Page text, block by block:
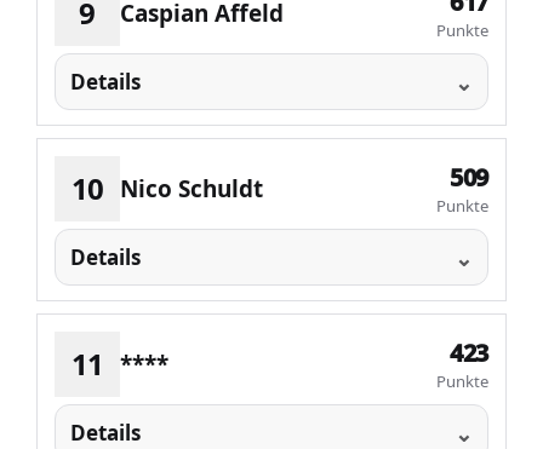
9 Caspian Affeld
Punkte
Details
10 Nico Schuldt 509
Punkte
Details
11 **** 423
Punkte
Details